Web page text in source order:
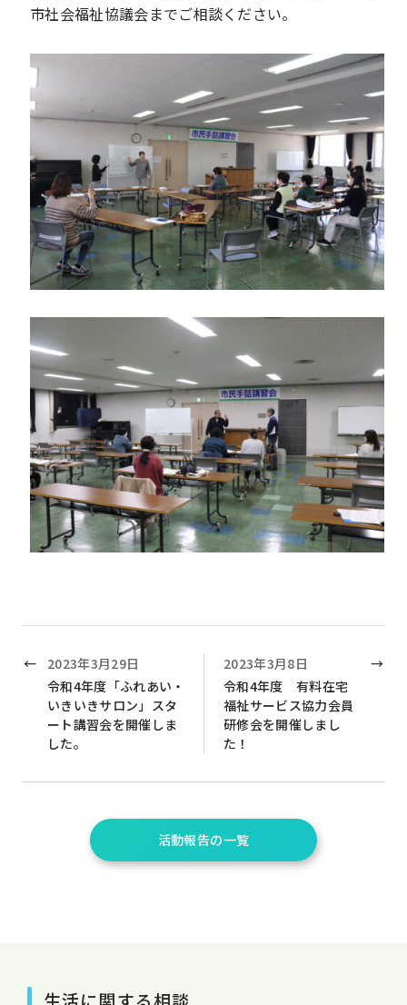
市社会福祉協議会までご相談ください。
2023年3月29日
令和4年度「ふれあい・
いきいきサロン」スタ
ート講習会を開催しま
した。
2023年3月8日
令和4年度 有料在宅
福祉サービス協力会員
研修会を開催しまし
た！
活動報告の一覧